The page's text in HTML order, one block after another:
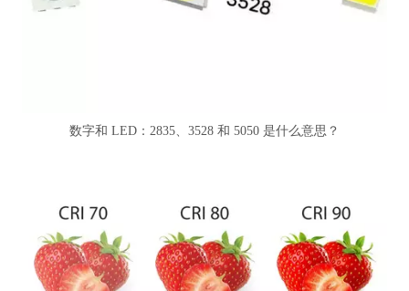
数字和 LED：2835、3528 和 5050 是什么意思？